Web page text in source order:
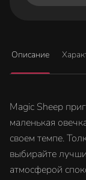
Описание
Magic Sheep
маленькая
своем темпе.
выбирайте
атмосферой